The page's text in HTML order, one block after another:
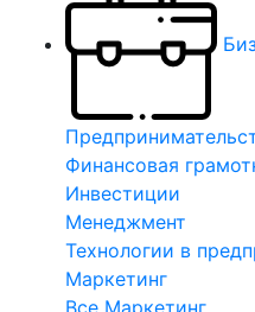
Финансовая
Инвестиции
Менеджмент
Технологии в
Маркетинг
Все Маркетинг